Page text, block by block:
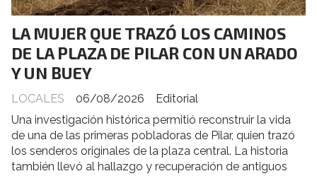
LA MUJER QUE TRAZÓ LOS CAMINOS
DE LA PLAZA DE PILAR CON UN ARADO
Y UN BUEY
Editorial
LOCALES
06/08/2026
Una investigación histórica permitió reconstruir la vida
de una de las primeras pobladoras de Pilar, quien trazó
los senderos originales de la plaza central. La historia
también llevó al hallazgo y recuperación de antiguos